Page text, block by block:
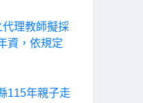
理教師擬採
資，依規定
115年親子走